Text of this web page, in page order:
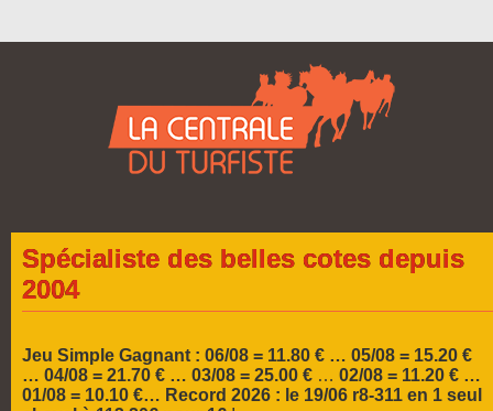
Spécialiste des belles cotes depuis
2004
Jeu Simple Gagnant : 06/08 = 11.80 € … 05/08 = 15.20 €
… 04/08 = 21.70 € … 03/08 = 25.00 € … 02/08 = 11.20 € …
01/08 = 10.10 €… Record 2026 : le 19/06 r8-311 en 1 seul